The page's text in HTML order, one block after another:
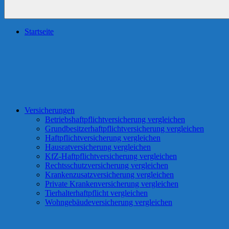
Startseite
Versicherungen
Betriebshaftpflichtversicherung vergleichen
Grundbesitzerhaftpflichtversicherung vergleichen
Haftpflichtversicherung vergleichen
Hausratversicherung vergleichen
KfZ-Haftpflichtversicherung vergleichen
Rechtsschutzversicherung vergleichen
Krankenzusatzversicherung vergleichen
Private Krankenversicherung vergleichen
Tierhalterhaftpflicht vergleichen
Wohngebäudeversicherung vergleichen